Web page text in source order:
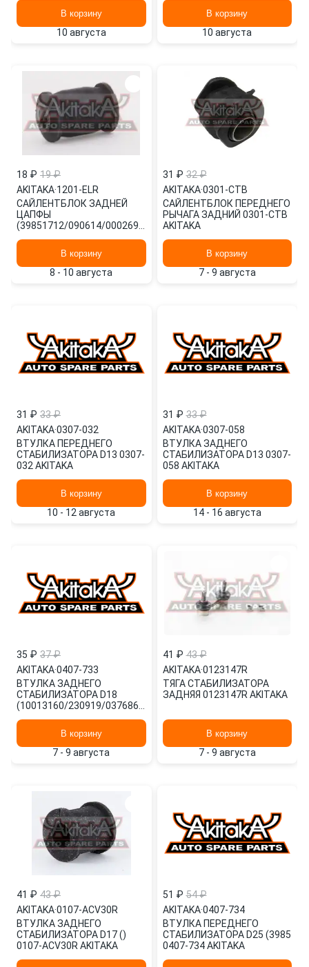
В корзину
10 августа
В корзину
10 августа
18 ₽ 19 ₽
AKITAKA·1201-ELR
САЙЛЕНТБЛОК ЗАДНЕЙ
ЦАПФЫ
(39851712/090614/0002697/1,
В корзину
8 - 10 августа
31 ₽ 32 ₽
AKITAKA·0301-CTB
САЙЛЕНТБЛОК ПЕРЕДНЕГО
РЫЧАГА ЗАДНИЙ 0301-CTB
AKITAKA
В корзину
7 - 9 августа
31 ₽ 33 ₽
AKITAKA·0307-032
ВТУЛКА ПЕРЕДНЕГО
СТАБИЛИЗАТОРА D13 0307-
032 AKITAKA
В корзину
10 - 12 августа
31 ₽ 33 ₽
AKITAKA·0307-058
ВТУЛКА ЗАДНЕГО
СТАБИЛИЗАТОРА D13 0307-
058 AKITAKA
В корзину
14 - 16 августа
35 ₽ 37 ₽
AKITAKA·0407-733
ВТУЛКА ЗАДНЕГО
СТАБИЛИЗАТОРА D18
(10013160/230919/0376864/2,
В корзину
7 - 9 августа
41 ₽ 43 ₽
AKITAKA·0123147R
ТЯГА СТАБИЛИЗАТОРА
ЗАДНЯЯ 0123147R AKITAKA
В корзину
7 - 9 августа
41 ₽ 43 ₽
AKITAKA·0107-ACV30R
ВТУЛКА ЗАДНЕГО
СТАБИЛИЗАТОРА D17 ()
0107-ACV30R AKITAKA
51 ₽ 54 ₽
AKITAKA·0407-734
ВТУЛКА ПЕРЕДНЕГО
СТАБИЛИЗАТОРА D25 (3985
0407-734 AKITAKA